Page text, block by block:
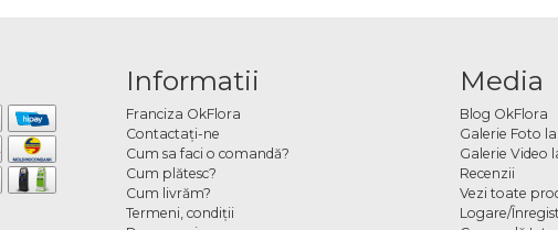
Informatii
Franciza OkFlora
Contactaţi-ne
Cum sa faci o comandă?
Cum plătesc?
Cum livrăm?
Termeni, condiţii
Media
Blog OkFlora
Galerie Foto
Galerie Video
Recenzii
Vezi toate
Logare/